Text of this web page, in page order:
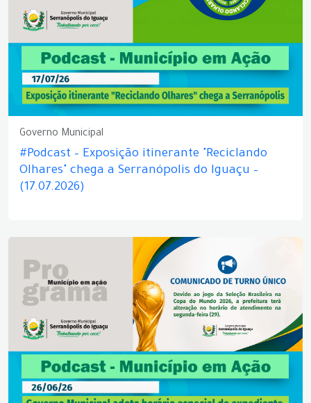
Governo Municipal
#Podcast – Exposição itinerante "Reciclando
Olhares" chega a Serranópolis do Iguaçu –
(17.07.2026)